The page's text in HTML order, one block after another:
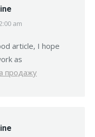
am
article, I hope
as
продажу